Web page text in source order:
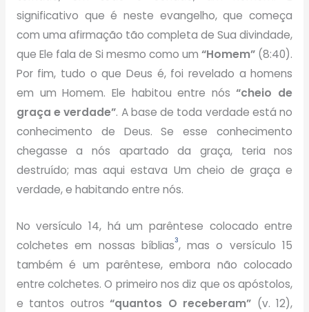
significativo que é neste evangelho, que começa
com uma afirmação tão completa de Sua divindade,
que Ele fala de Si mesmo como um“Homem” (8:40).
Por fim, tudo o que Deus é, foi revelado a homens
em um Homem. Ele habitou entre nós“cheio de
graça e verdade”. A base de toda verdade está no
conhecimento de Deus. Se esse conhecimento
chegasse a nós apartado da graça, teria nos
destruído; mas aqui estava Um cheio de graça e
verdade, e habitando entre nós.
No versículo 14, há um parêntese colocado entre
colchetes em nossas bíblias3, mas o versículo 15
também é um parêntese, embora não colocado
entre colchetes. O primeiro nos diz que os apóstolos,
e tantos outros“quantos O receberam” (v. 12),